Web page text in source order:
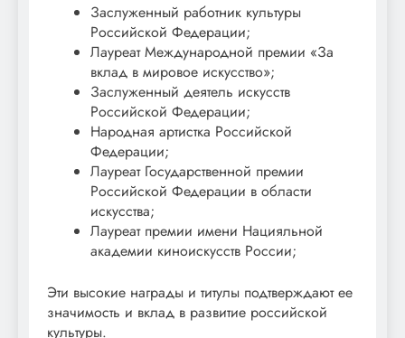
Заслуженный работник культуры
Российской Федерации;
Лауреат Международной премии «За
вклад в мировое искусство»;
Заслуженный деятель искусств
Российской Федерации;
Народная артистка Российской
Федерации;
Лауреат Государственной премии
Российской Федерации в области
искусства;
Лауреат премии имени Нацияльной
академии киноискусств России;
Эти высокие награды и титулы подтверждают ее
значимость и вклад в развитие российской
культуры.